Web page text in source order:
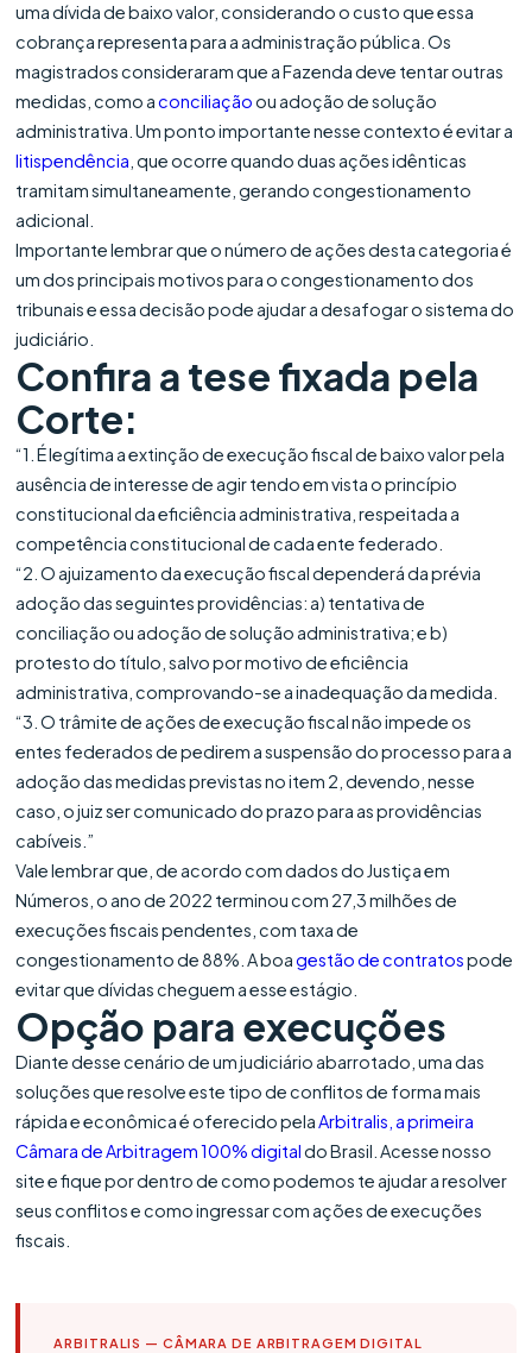
uma dívida de baixo valor, considerando o custo que essa
cobrança representa para a administração pública. Os
magistrados consideraram que a Fazenda deve tentar outras
medidas, como aconciliaçãoou adoção de solução
administrativa. Um ponto importante nesse contexto é evitar a
litispendência , que ocorre quando duas ações idênticas
tramitam simultaneamente, gerando congestionamento
adicional.
Importante lembrar que o número de ações desta categoria é
um dos principais motivos para o congestionamento dos
tribunais e essa decisão pode ajudar a desafogar o sistema do
judiciário.
Confira a tese fixada pela
Corte:
“1. É legítima a extinção de execução fiscal de baixo valor pela
ausência de interesse de agir tendo em vista o princípio
constitucional da eficiência administrativa, respeitada a
competência constitucional de cada ente federado.
“2. O ajuizamento da execução fiscal dependerá da prévia
adoção das seguintes providências: a) tentativa de
conciliação ou adoção de solução administrativa; e b)
protesto do título, salvo por motivo de eficiência
administrativa, comprovando-se a inadequação da medida.
“3. O trâmite de ações de execução fiscal não impede os
entes federados de pedirem a suspensão do processo para a
adoção das medidas previstas no item 2, devendo, nesse
caso, o juiz ser comunicado do prazo para as providências
cabíveis.”
Vale lembrar que, de acordo com dados do Justiça em
Números, o ano de 2022 terminou com 27,3 milhões de
execuções fiscais pendentes, com taxa de
congestionamento de 88%. A boagestão de contratospode
evitar que dívidas cheguem a esse estágio.
Opção para execuções
Diante desse cenário de um judiciário abarrotado, uma das
soluções que resolve este tipo de conflitos de forma mais
rápida e econômica é oferecido pelaArbitralis, a primeira
Câmara de Arbitragem 100% digitaldo Brasil. Acesse nosso
site e fique por dentro de como podemos te ajudar a resolver
seus conflitos e como ingressar com ações de execuções
fiscais.
ARBITRALIS — CÂMARA DE ARBITRAGEM DIGITAL